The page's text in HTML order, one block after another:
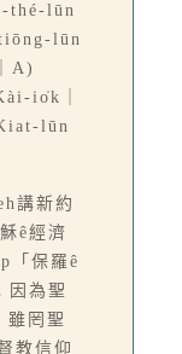
thé-lūn
lūn
A)
io̍k｜
lūn
講新約
ê經濟
「保羅ê
因為聖
雖罔聖
教信仰